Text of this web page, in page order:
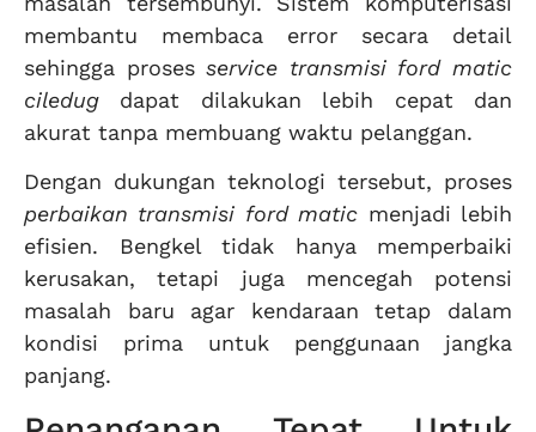
membantu membaca error secara detail
sehingga prosesservice transmisi ford matic
ciledug dapat dilakukan lebih cepat dan
akurat tanpa membuang waktu pelanggan.
Dengan dukungan teknologi tersebut, proses
perbaikan transmisi ford matic menjadi lebih
efisien. Bengkel tidak hanya memperbaiki
kerusakan, tetapi juga mencegah potensi
masalah baru agar kendaraan tetap dalam
kondisi prima untuk penggunaan jangka
panjang.